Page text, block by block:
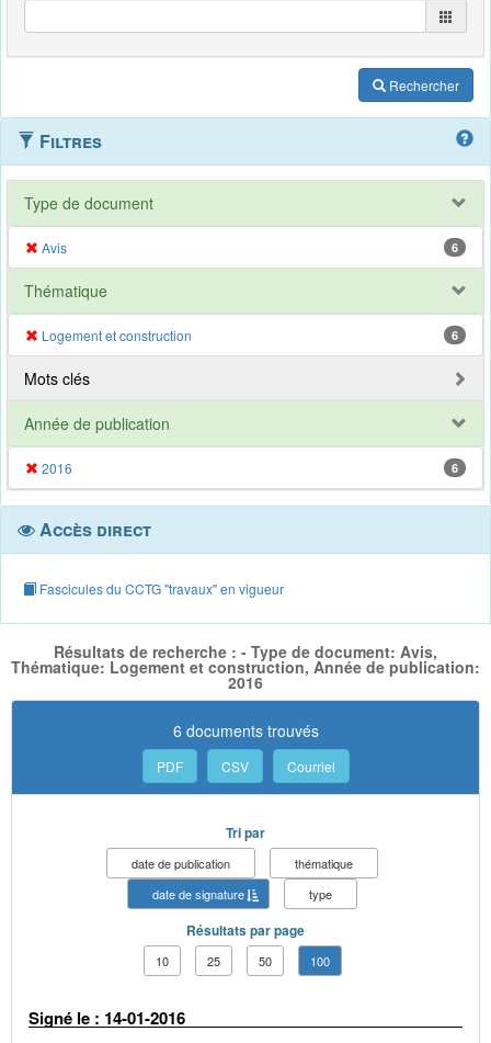
Rechercher
Filtres
Type de document
Avis 6
Thématique
Logement et construction 6
Mots clés
Année de publication
2016 6
Accès direct
Fascicules du CCTG "travaux" en vigueur
Résultats de recherche : - Type de document: Avis,
Thématique: Logement et construction, Année de publication:
2016
6 documents trouvés
PDF CSV Courriel
Tri par
date de publication
thématique
date de signature
type
Résultats par page
10 25 50 100
Signé le : 14-01-2016